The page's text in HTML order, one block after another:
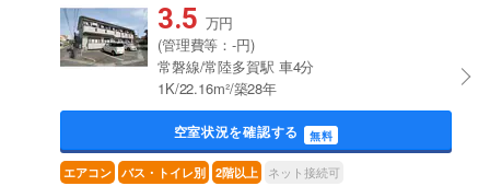
3.5 万円
(管理費等：-円)
常磐線/常陸多賀駅 車4分
1K/22.16m²/築28年
空室状況を確認する 無料
エアコン バス・トイレ別 2階以上 ネット接続可